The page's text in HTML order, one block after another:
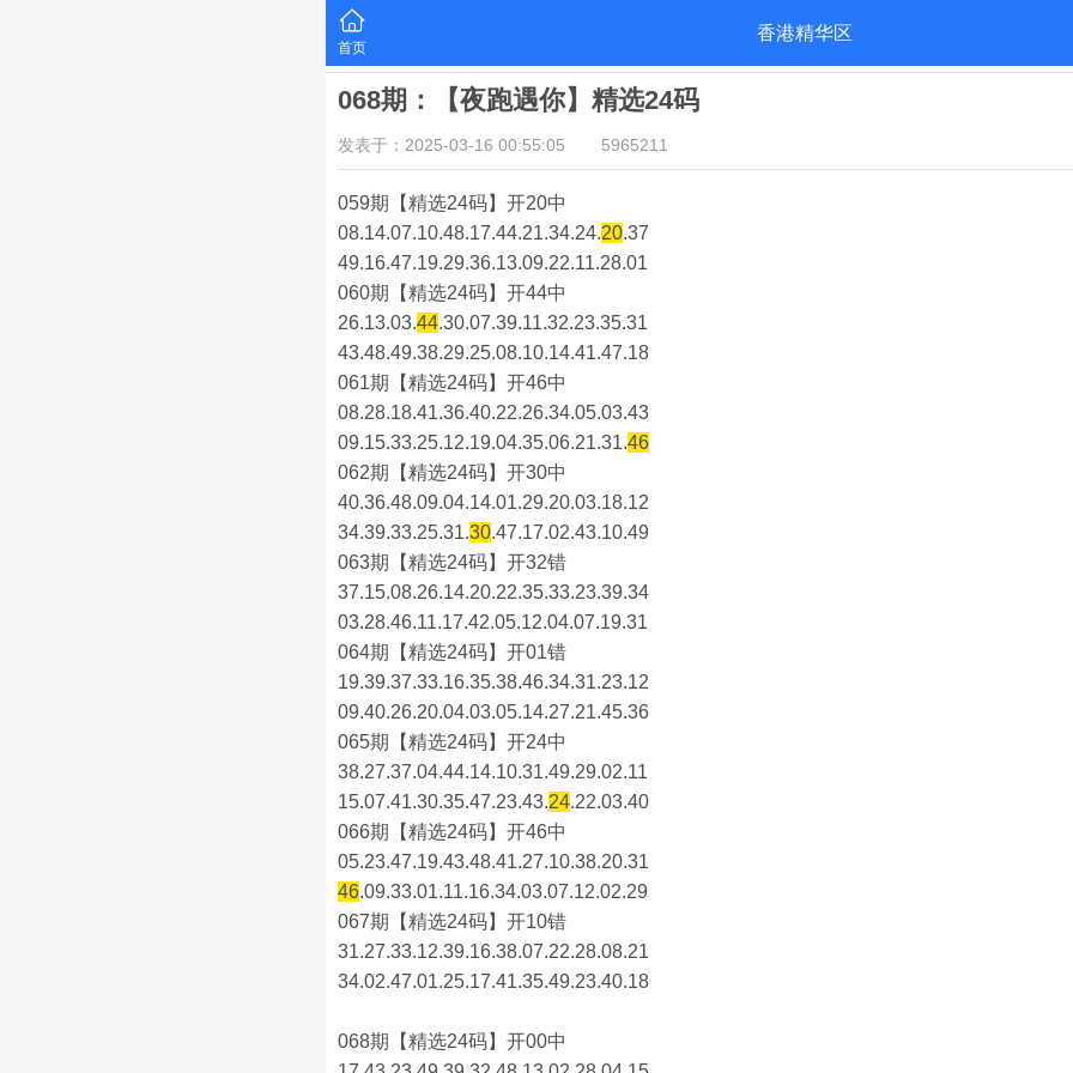
首页
香港精华区
068期：【夜跑遇你】精选24码
发表于：2025-03-16 00:55:05 5965211
059期【精选24码】开20中
08.14.07.10.48.17.44.21.34.24.20.37
49.16.47.19.29.36.13.09.22.11.28.01
060期【精选24码】开44中
26.13.03.44.30.07.39.11.32.23.35.31
43.48.49.38.29.25.08.10.14.41.47.18
061期【精选24码】开46中
08.28.18.41.36.40.22.26.34.05.03.43
09.15.33.25.12.19.04.35.06.21.31.46
062期【精选24码】开30中
40.36.48.09.04.14.01.29.20.03.18.12
34.39.33.25.31.30.47.17.02.43.10.49
063期【精选24码】开32错
37.15.08.26.14.20.22.35.33.23.39.34
03.28.46.11.17.42.05.12.04.07.19.31
064期【精选24码】开01错
19.39.37.33.16.35.38.46.34.31.23.12
09.40.26.20.04.03.05.14.27.21.45.36
065期【精选24码】开24中
38.27.37.04.44.14.10.31.49.29.02.11
15.07.41.30.35.47.23.43.24.22.03.40
066期【精选24码】开46中
05.23.47.19.43.48.41.27.10.38.20.31
46.09.33.01.11.16.34.03.07.12.02.29
067期【精选24码】开10错
31.27.33.12.39.16.38.07.22.28.08.21
34.02.47.01.25.17.41.35.49.23.40.18
068期【精选24码】开00中